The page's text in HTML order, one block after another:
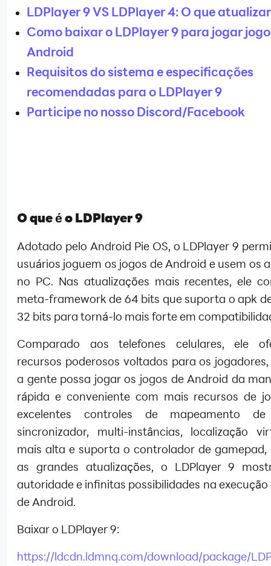
LDPlayer 9 VS LDPlayer 4: O que
Como baixar o LDPlayer 9 para jogar
Android
Requisitos do sistema e especificações
recomendadas para o LDPlayer 9
Participe no nosso Discord/Facebook
O que é o LDPlayer 9
Adotado pelo Android Pie OS, o LDPlayer 9
usuários joguem os jogos de Android e usem os
no PC. Nas atualizações mais recentes, ele
meta-framework de 64 bits que suporta o apk
32 bits para torná-lo mais forte em
Comparado aos telefones celulares, ele
recursos poderosos voltados para os
a gente possa jogar os jogos de Android da
rápida e conveniente com mais recursos de
excelentes controles de mapeamento de
sincronizador, multi-instâncias, localização
mais alta e suporta o controlador de gamepad,
as grandes atualizações, o LDPlayer 9
autoridade e infinitas possibilidades na execução
de Android.
Baixar o LDPlayer 9:
https://ldcdn.ldmnq.com/download/package/